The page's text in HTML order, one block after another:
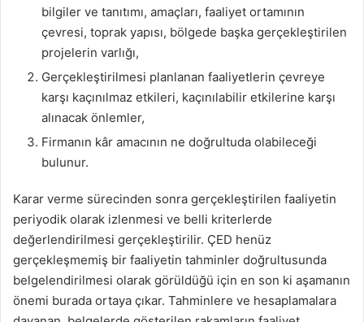
bilgiler ve tanıtımı, amaçları, faaliyet ortamının
çevresi, toprak yapısı, bölgede başka gerçekleştirilen
projelerin varlığı,
Gerçekleştirilmesi planlanan faaliyetlerin çevreye
karşı kaçınılmaz etkileri, kaçınılabilir etkilerine karşı
alınacak önlemler,
Firmanın kâr amacının ne doğrultuda olabileceği
bulunur.
Karar verme sürecinden sonra gerçekleştirilen faaliyetin
periyodik olarak izlenmesi ve belli kriterlerde
değerlendirilmesi gerçekleştirilir. ÇED henüz
gerçekleşmemiş bir faaliyetin tahminler doğrultusunda
belgelendirilmesi olarak görüldüğü için en son ki aşamanın
önemi burada ortaya çıkar. Tahminlere ve hesaplamalara